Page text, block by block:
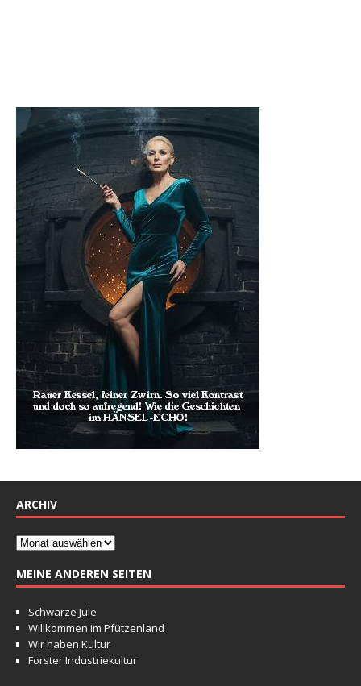
ARCHIV
MEINE ANDEREN SEITEN
Schwarze Jule
Willkommen im Pfützenland
Wir haben Kultur
Forster Industriekultur